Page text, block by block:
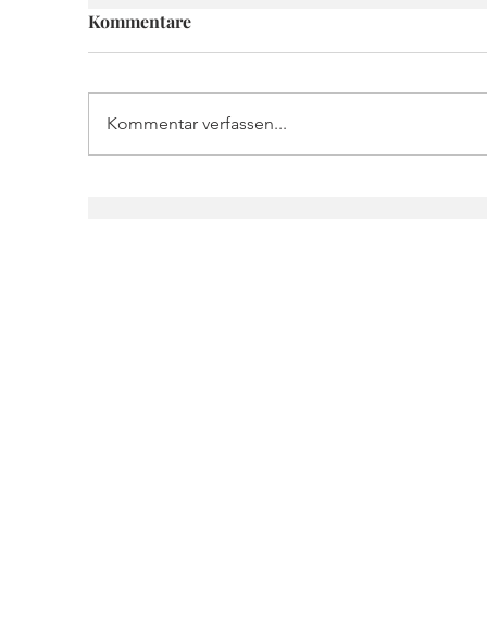
Kommentare
Kommentar verfassen...